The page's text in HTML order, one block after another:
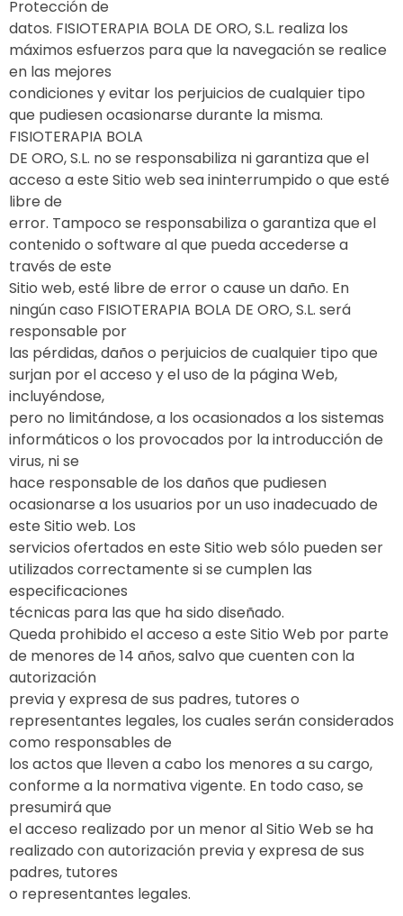
Protección de
datos. FISIOTERAPIA BOLA DE ORO, S.L. realiza los
máximos esfuerzos para que la navegación se realice
en las mejores
condiciones y evitar los perjuicios de cualquier tipo
que pudiesen ocasionarse durante la misma.
FISIOTERAPIA BOLA
DE ORO, S.L. no se responsabiliza ni garantiza que el
acceso a este Sitio web sea ininterrumpido o que esté
libre de
error. Tampoco se responsabiliza o garantiza que el
contenido o software al que pueda accederse a
través de este
Sitio web, esté libre de error o cause un daño. En
ningún caso FISIOTERAPIA BOLA DE ORO, S.L. será
responsable por
las pérdidas, daños o perjuicios de cualquier tipo que
surjan por el acceso y el uso de la página Web,
incluyéndose,
pero no limitándose, a los ocasionados a los sistemas
informáticos o los provocados por la introducción de
virus, ni se
hace responsable de los daños que pudiesen
ocasionarse a los usuarios por un uso inadecuado de
este Sitio web. Los
servicios ofertados en este Sitio web sólo pueden ser
utilizados correctamente si se cumplen las
especificaciones
técnicas para las que ha sido diseñado.
Queda prohibido el acceso a este Sitio Web por parte
de menores de 14 años, salvo que cuenten con la
autorización
previa y expresa de sus padres, tutores o
representantes legales, los cuales serán considerados
como responsables de
los actos que lleven a cabo los menores a su cargo,
conforme a la normativa vigente. En todo caso, se
presumirá que
el acceso realizado por un menor al Sitio Web se ha
realizado con autorización previa y expresa de sus
padres, tutores
o representantes legales.